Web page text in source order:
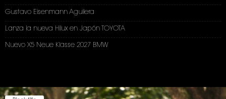
Gustavo Eisenmann Aguilera
Lanza la nueva Hilux en Japón TOYOTA
Nuevo X5 Neue Klasse 2027 BMW